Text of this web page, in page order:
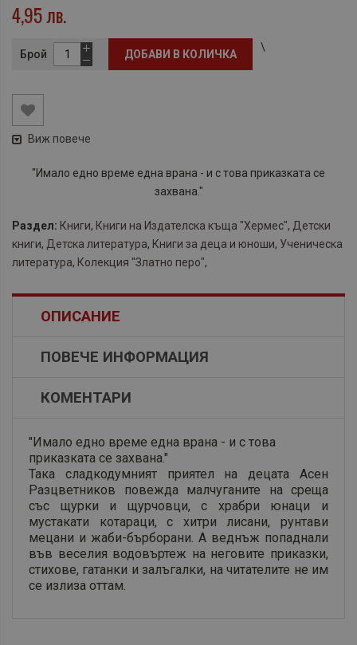
4,95 лв.
Брой ДОБАВИ В КОЛИЧКА
\
Виж повече
"Имало едно време една врана - и с това приказката се
захвана."
Раздел: Книги, Книги на Издателска къща "Хермес", Детски
книги, Детска литература, Книги за деца и юноши, Ученическа
литература, Колекция "Златно перо",
ОПИСАНИЕ
ПОВЕЧЕ ИНФОРМАЦИЯ
КОМЕНТАРИ
"Имало едно време една врана - и с това
приказката се захвана."
Така сладкодумният приятел на децата Асен
Разцветников повежда малчуганите на среща
със щурки и щурчовци, с храбри юнаци и
мустакати котараци, с хитри лисани, рунтави
мецани и жаби-бърборани. А веднъж попаднали
във веселия водовъртеж на неговите приказки,
стихове, гатанки и залъгалки, на читателите не им
се излиза оттам.